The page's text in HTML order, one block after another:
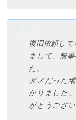
復旧依頼し
まして、無
た。
ダメだった
かりました
がとうござい